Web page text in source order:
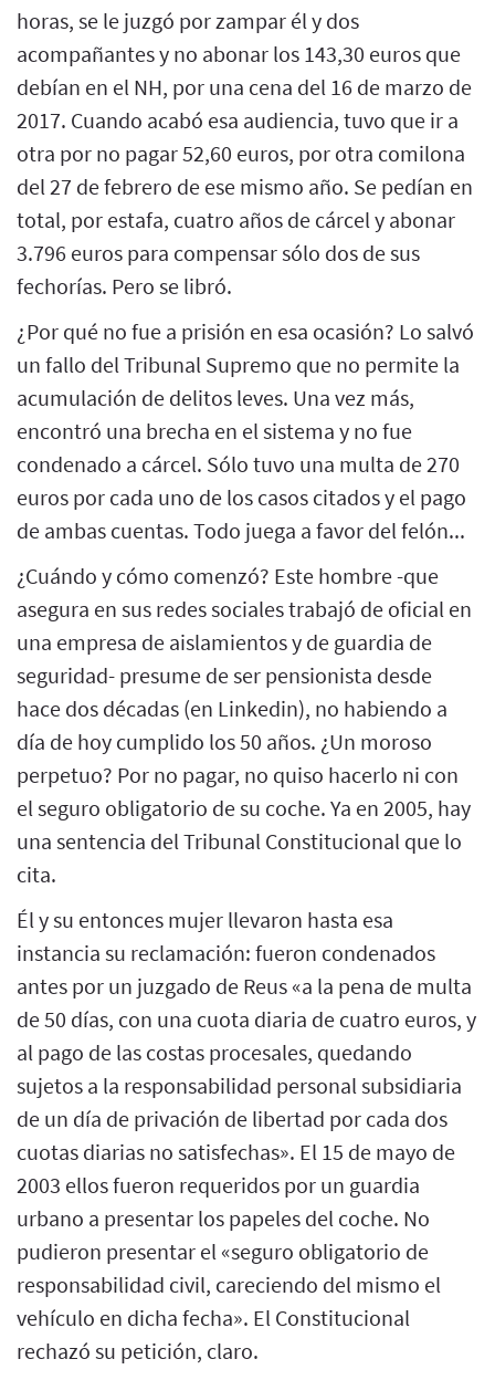
horas, se le juzgó por zampar él y dos
acompañantes y no abonar los 143,30 euros que
debían en el NH, por una cena del 16 de marzo de
2017. Cuando acabó esa audiencia, tuvo que ir a
otra por no pagar 52,60 euros, por otra comilona
del 27 de febrero de ese mismo año. Se pedían en
total, por estafa, cuatro años de cárcel y abonar
3.796 euros para compensar sólo dos de sus
fechorías. Pero se libró.
¿Por qué no fue a prisión en esa ocasión? Lo salvó
un fallo del Tribunal Supremo que no permite la
acumulación de delitos leves. Una vez más,
encontró una brecha en el sistema y no fue
condenado a cárcel. Sólo tuvo una multa de 270
euros por cada uno de los casos citados y el pago
de ambas cuentas. Todo juega a favor del felón...
¿Cuándo y cómo comenzó? Este hombre -que
asegura en sus redes sociales trabajó de oficial en
una empresa de aislamientos y de guardia de
seguridad- presume de ser pensionista desde
hace dos décadas (en Linkedin), no habiendo a
día de hoy cumplido los 50 años. ¿Un moroso
perpetuo? Por no pagar, no quiso hacerlo ni con
el seguro obligatorio de su coche. Ya en 2005, hay
una sentencia del Tribunal Constitucional que lo
cita.
Él y su entonces mujer llevaron hasta esa
instancia su reclamación: fueron condenados
antes por un juzgado de Reus «a la pena de multa
de 50 días, con una cuota diaria de cuatro euros, y
al pago de las costas procesales, quedando
sujetos a la responsabilidad personal subsidiaria
de un día de privación de libertad por cada dos
cuotas diarias no satisfechas». El 15 de mayo de
2003 ellos fueron requeridos por un guardia
urbano a presentar los papeles del coche. No
pudieron presentar el «seguro obligatorio de
responsabilidad civil, careciendo del mismo el
vehículo en dicha fecha». El Constitucional
rechazó su petición, claro.